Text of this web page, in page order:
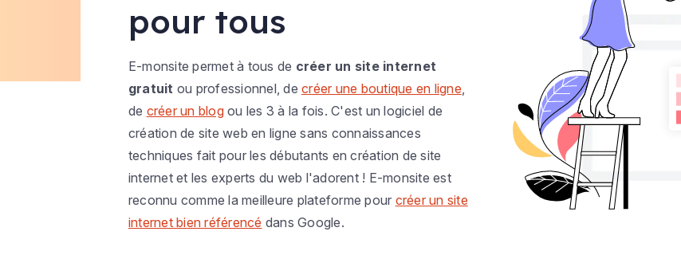
pour tous
E-monsite permet à tous de créer un site internet
gratuit ou professionnel, decréer une boutique en ligne,
de créer un blogou les 3 à la fois. C'est un logiciel de
création de site web en ligne sans connaissances
techniques fait pour les débutants en création de site
internet et les experts du web l'adorent ! E-monsite est
reconnu comme la meilleure plateforme pour créer un site
internet bien référencé dans Google.